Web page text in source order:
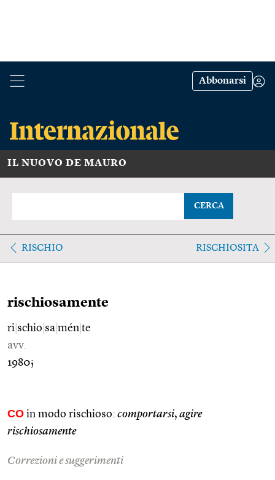
Abbonarsi
IL NUOVO DE MAURO
CERCA
RISCHIO RISCHIOSITA
rischiosamente
ri schio sa mén te
avv.
1980;
CO in modo rischioso: comportarsi, agire
rischiosamente
Correzioni e suggerimenti